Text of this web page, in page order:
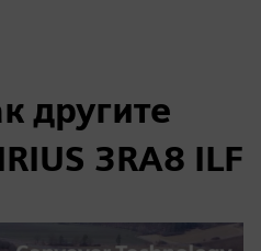
другите
3RA8 ILF